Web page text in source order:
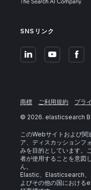
SNSリンク
商標 ご利用規約 プラ
© 2026. elasticsearch
このWebサイトおよび関
ア、ディスカッションフ
みを目的としています。
者が使用することを意図
ん。
Elastic、Elasticsearch、
よびその他の国におけ